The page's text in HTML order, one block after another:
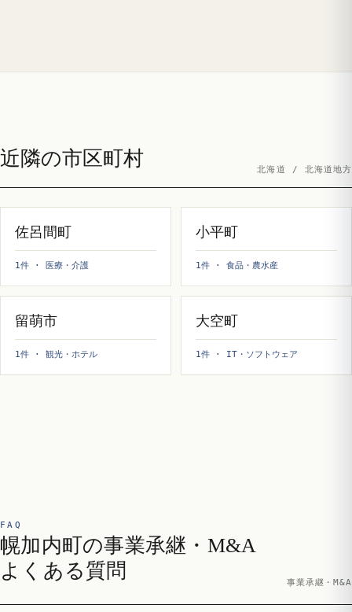
近隣の市区町村 北海道 / 北海道地方
佐呂間町
1件 · 医療・介護
小平町
1件 · 食品・農水産
留萌市
1件 · 観光・ホテル
大空町
1件 · IT・ソフトウェア
FAQ
幌加内町の事業承継・M&A
よくある質問
事業承継・M&A